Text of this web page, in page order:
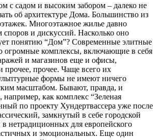
с садом и высоким забором – далеко не
об архитектуре Дома. Большинство из
Многоэтажное жилье давно
споров и дискуссий. Насколько оно
понятию “Дом”? Современные элитные
огромные комплексы, включающие в себя
и магазинов еще и офисы,
прочее, прочее. Чаще всего их
формы не имеют ничего
масштабом. Бывают, правда, и
как комплекс “Зеленая
по проекту Хундертвассера уже после
замкнутый в себе городской
нетрадиционных для европейского
и эмоциональных. Еще один